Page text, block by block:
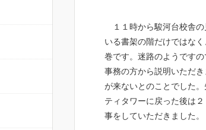
１１時から駿河台校舎の
いる書架の階だけではな
巻です。迷路のようです
事務の方から説明いただ
が来ないとのことでした
ティタワーに戻った後は
事をしていただきました。